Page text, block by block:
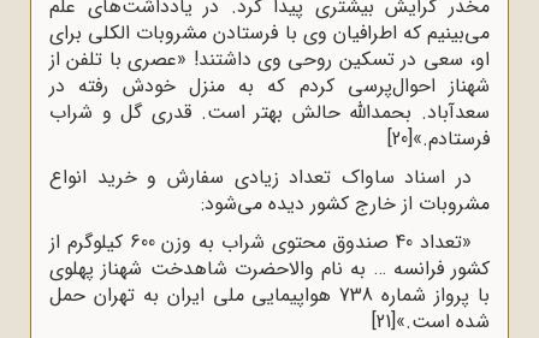
مخدر گرایش بیشتری پیدا کرد. در یادداشت‌های علم
می‌بینیم که اطرافیان وی با فرستادن مشروبات الکلی برای
او، سعی در تسکین روحی وی داشتند! «عصری با تلفن از
شهناز احوال‌پرسی کردم که به منزل خودش رفته در
سعدآباد. بحمدالله حالش بهتر است. قدری گل و شراب
فرستادم.»[20]
در اسناد ساواک تعداد زیادی سفارش و خرید انواع
مشروبات از خارج کشور دیده می‌شود:
«تعداد 40 صندوق محتوی شراب به وزن 600 کیلوگرم از
کشور فرانسه … به نام والاحضرت شاهدخت شهناز پهلوی
با پرواز شماره 738 هواپیمایی ملی ایران به تهران حمل
شده است.»[21]